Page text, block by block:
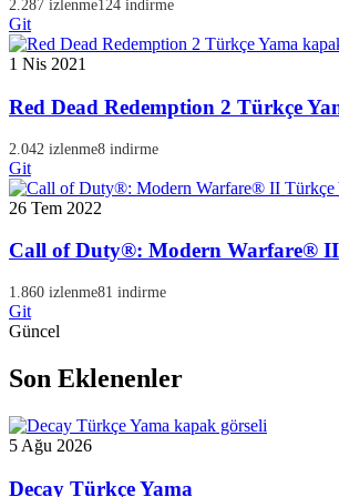
2.287 izlenme124 indirme
Git
1 Nis 2021
Red Dead Redemption 2 Türkçe
2.042 izlenme8 indirme
Git
26 Tem 2022
Call of Duty®: Modern Warfare®
1.860 izlenme81 indirme
Git
Güncel
Son Eklenenler
5 Ağu 2026
Decay Türkçe Yama